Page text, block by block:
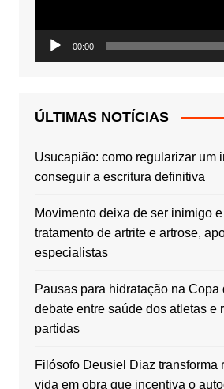
00:00
ÚLTIMAS NOTÍCIAS
Usucapião: como regularizar um
conseguir a escritura definitiva
Movimento deixa de ser inimigo
tratamento de artrite e artrose,
especialistas
Pausas para hidratação na Copa
debate entre saúde dos atletas e
partidas
Filósofo Deusiel Diaz transforma
vida em obra que incentiva o